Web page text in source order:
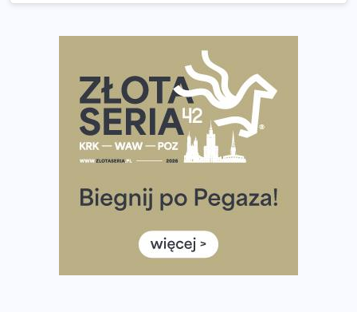
Rozbiegany Olsztyn szykuje się na weekend z
półmaratonem
Już w tę sobotę 35. Bieg Powstania Warszawskiego.
Wystartuje rekordowa liczba uczestników
35. Bieg Powstania Warszawskiego – praktyczny
Ile razy w tygodniu biegać? 3 treningi wystarczą? Jak
często biegać, żeby robić postępy
Już w ten weekend! Przed nami Nocny Portowy Maraton
i Półmaraton Szczeciński. Wszystko, co warto wiedzieć